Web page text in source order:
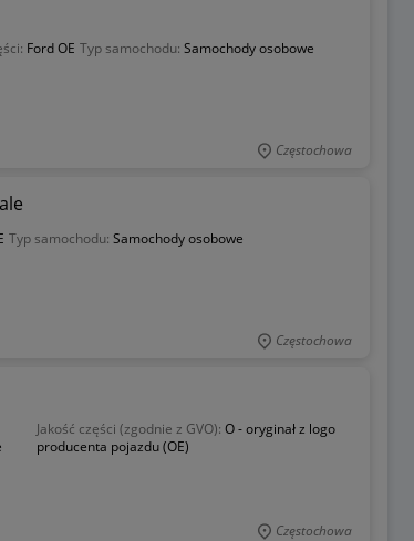
Ford OE Typ samochodu: Samochody osobowe
Częstochowa
Typ samochodu: Samochody osobowe
Częstochowa
Jakość części (zgodnie z GVO): O - oryginał z logo
producenta pojazdu (OE)
Częstochowa